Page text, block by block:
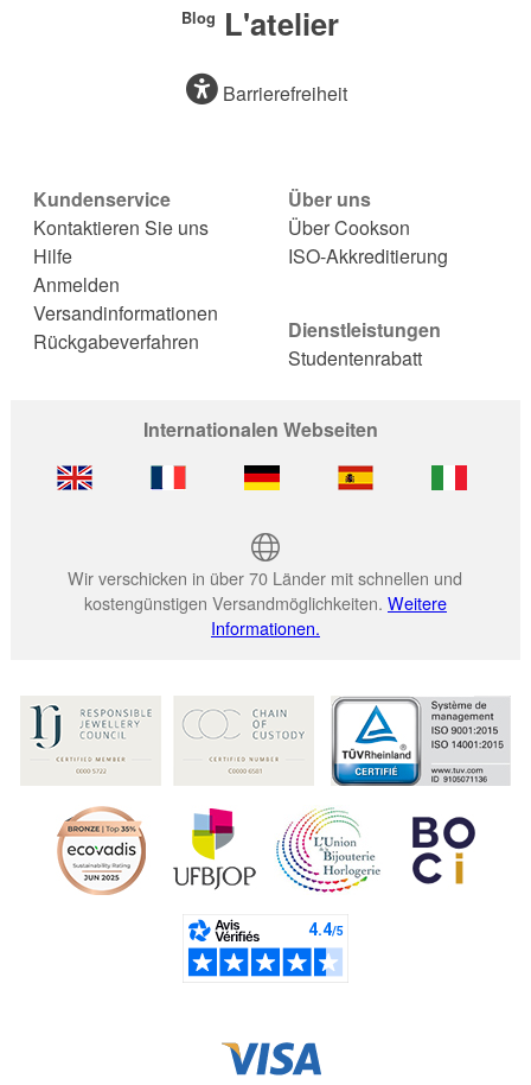
Blog L'atelier
Barrierefreiheit
Kundenservice
Kontaktieren Sie uns
Hilfe
Anmelden
Versandinformationen
Rückgabeverfahren
Über uns
Über Cookson
ISO-Akkreditierung
Dienstleistungen
Studentenrabatt
Internationalen Webseiten
Wir verschicken in über 70 Länder mit schnellen und
kostengünstigen Versandmöglichkeiten. Weitere
Informationen.